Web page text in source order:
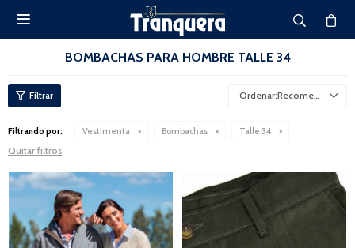

BOMBACHAS PARA HOMBRE TALLE 34
Recomendados
Filtrando por: Vestimenta Bombachas Talle 34
Quitar filtros